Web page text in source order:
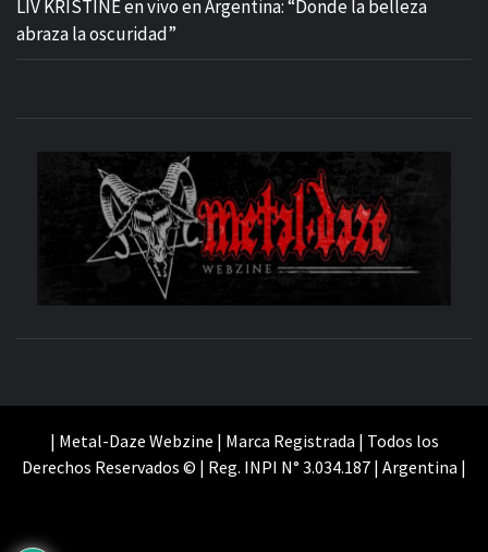
LIV KRISTINE en vivo en Argentina: “Donde la belleza
abraza la oscuridad”
| Metal-Daze Webzine | Marca Registrada | Todos los
Derechos Reservados © | Reg. INPI N° 3.034.187 | Argentina |